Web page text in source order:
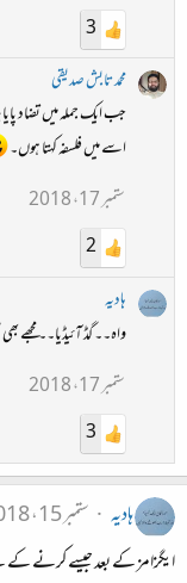
3
محمد تابش صدیقی
جب ایک جملہ میں تضاد
اسے میں فلسفہ کہتا ہوں۔
ستمبر 17، 2018
2
ہادیہ
واہ۔۔ گڈ آئیڈیا۔۔ مجھے
ستمبر 17، 2018
3
ہادیہ
ستمبر 15، 2018
ایگزامز کے بعد جیسے کرنے کے